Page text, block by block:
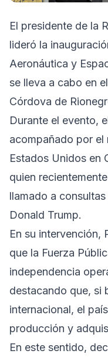
El presidente de la
lideró la
Aeronáutica y
se lleva a cabo en
Córdova de
Durante el evento,
acompañado por el
Estados Unidos en
quien
llamado a
Donald Trump.
En su intervención,
que la Fuerza
independencia
destacando que, si
internacional, el
producción y
En este sentido,